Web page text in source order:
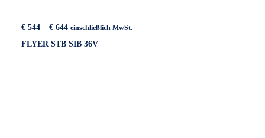
€ 544 – € 644 Preisspanne:
bis
einschließlich MwSt.
FLYER STB SIB 36V